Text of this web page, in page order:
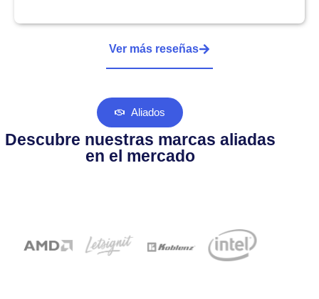
Ver más reseñas
Aliados
Descubre nuestras marcas aliadas
en el mercado